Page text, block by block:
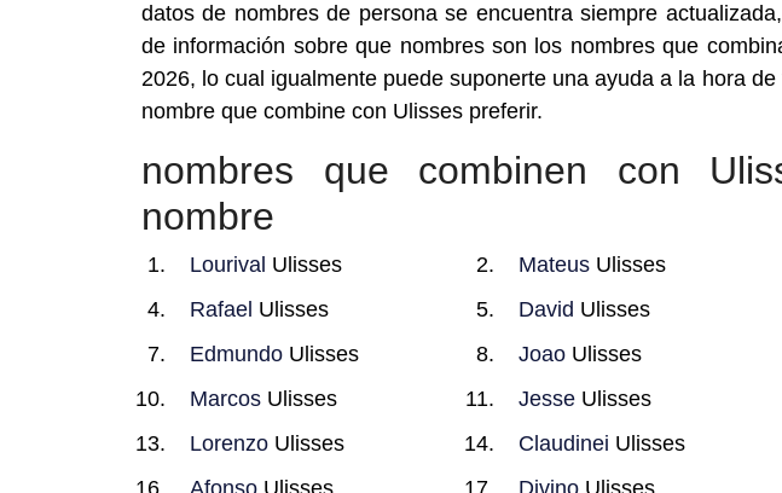
datos de nombres de persona se encuentra siempre
de información sobre que nombres son los nombres que
2026, lo cual igualmente puede suponerte una ayuda a la hora
nombre que combine con Ulisses preferir.
nombres que combinen con
nombre
Lourival Ulisses MateusUlisses
Rafael Ulisses David Ulisses
Edmundo Ulisses JoaoUlisses
Marcos Ulisses JesseUlisses
Lorenzo Ulisses Claudinei Ulisses
Afonso Ulisses DivinoUlisses